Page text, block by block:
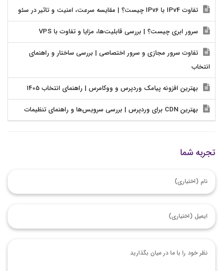
تفاوت IPv4 با IPv6 چیست؟ | مقایسه سرعت، امنیت و تاثیر در سئو
سرور ابری چیست؟ | بررسی قابلیت‌ها، مزایا و تفاوت با VPS
تفاوت سرور مجازی و سرور اختصاصی | بررسی ساختار و راهنمای
انتخاب
بهترین افزونه پیامک وردپرس و ووکامرس | راهنمای انتخاب 1405
بهترین CDN برای وردپرس | بررسی سرویس‌ها و راهنمای تنظیمات
تجربه شما